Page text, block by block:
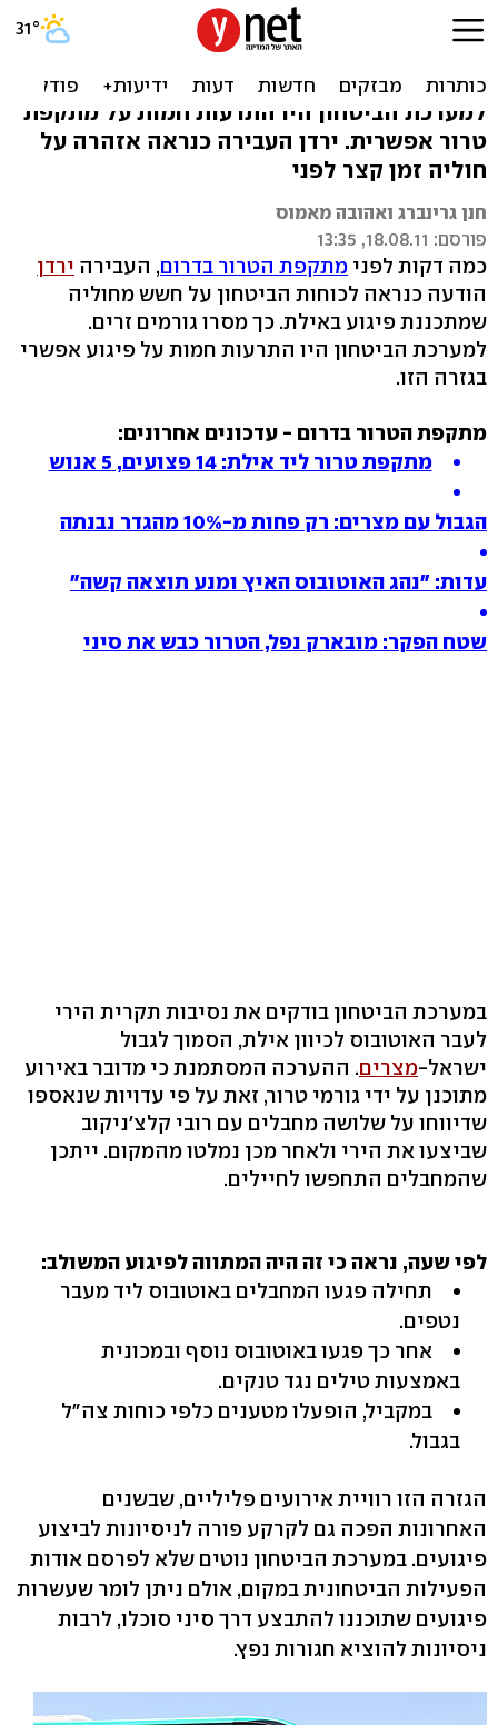
דקות לפני: ירדן התריעה על
למערכת הביטחון היו התרעות חמות על מתקפת
טרור אפשרית. ירדן העבירה כנראה אזהרה על
חוליה זמן קצר לפני
חנן גרינברג ואהובה מאמוס
פורסם: 18.08.11, 13:35
כמה דקות לפני מתקפת הטרור בדרום, העבירה ירדן
הודעה כנראה לכוחות הביטחון על חשש מחוליה
שמתכננת פיגוע באילת. כך מסרו גורמים זרים.
למערכת הביטחון היו התרעות חמות על פיגוע אפשרי
בגזרה הזו.
מתקפת הטרור בדרום - עדכונים אחרונים:
מתקפת טרור ליד אילת: 14 פצועים, 5 אנוש
הגבול עם מצרים: רק פחות מ-10% מהגדר נבנתה
עדות: "נהג האוטובוס האיץ ומנע תוצאה קשה"
שטח הפקר: מובארק נפל, הטרור כבש את סיני
במערכת הביטחון בודקים את נסיבות תקרית הירי
לעבר האוטובוס לכיוון אילת, הסמוך לגבול
ישראל-מצרים. ההערכה המסתמנת כי מדובר באירוע
מתוכנן על ידי גורמי טרור, זאת על פי עדויות שנאספו
שדיווחו על שלושה מחבלים עם רובי קלצ'ניקוב
שביצעו את הירי ולאחר מכן נמלטו מהמקום. ייתכן
שהמחבלים התחפשו לחיילים.
לפי שעה, נראה כי זה היה המתווה לפיגוע המשולב:
תחילה פגעו המחבלים באוטובוס ליד מעבר
נטפים.
אחר כך פגעו באוטובוס נוסף ובמכונית
באמצעות טילים נגד טנקים.
במקביל, הופעלו מטענים כלפי כוחות צה"ל
בגבול.
הגזרה הזו רוויית אירועים פליליים, שבשנים
האחרונות הפכה גם לקרקע פורה לניסיונות לביצוע
פיגועים. במערכת הביטחון נוטים שלא לפרסם אודות
הפעילות הביטחונית במקום, אולם ניתן לומר שעשרות
פיגועים שתוכננו להתבצע דרך סיני סוכלו, לרבות
ניסיונות להוציא חגורות נפץ.